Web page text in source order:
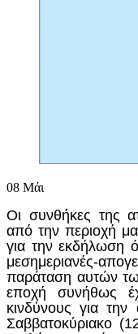
08 Μάι
Οι συνθήκες της
από την περιοχή
για την εκδήλωση
μεσημεριανές-
παράταση αυτών
εποχή συνήθως
κινδύνους για
Σαββατοκύριακο